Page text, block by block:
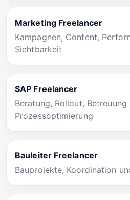
Marketing Freelancer
Kampagnen, Content,
Sichtbarkeit
SAP Freelancer
Beratung, Rollout, Betreuung
Prozessoptimierung
Bauleiter Freelancer
Bauprojekte, Koordination